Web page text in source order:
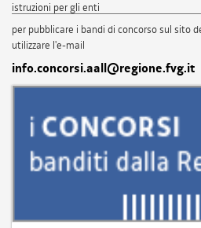
istruzioni per gli enti
per pubblicare i bandi di concorso sul sito
utilizzare l'e-mail
info.concorsi.aall@regione.fvg.it